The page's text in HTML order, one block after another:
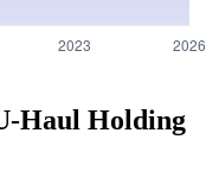
Haul Holding